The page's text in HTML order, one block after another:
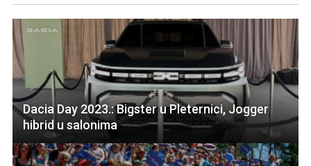
Dacia Day 2023.: Bigster u Pleternici, Jogger
hibrid u salonima